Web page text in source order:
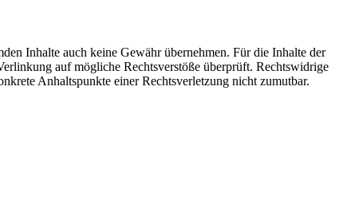
Inhalte auch keine Gewähr übernehmen. Für die Inhalte der
auf mögliche Rechtsverstöße überprüft. Rechtswidrige
Anhaltspunkte einer Rechtsverletzung nicht zumutbar.